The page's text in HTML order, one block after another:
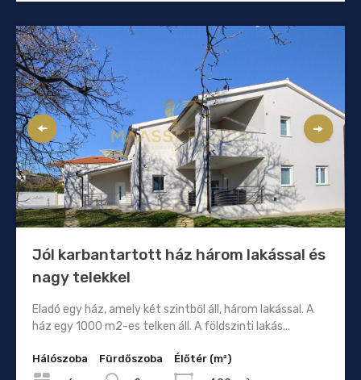
Jól karbantartott ház három lakással és
nagy telekkel
Eladó egy ház, amely két szintből áll, három lakással. A
ház egy 1000 m2-es telken áll. A földszinti lakás...
Hálószoba
Fürdőszoba
Élőtér (m²)